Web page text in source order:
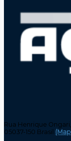
Rua Henrique
05037-150 Brasil